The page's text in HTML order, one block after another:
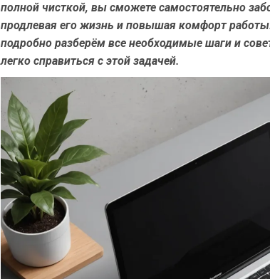
полной чисткой, вы сможете самостоятельно
продлевая его жизнь и повышая комфорт
подробно разберём все необходимые шаги и
легко справиться с этой задачей.